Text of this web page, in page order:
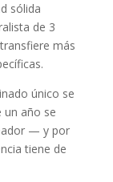
sólida
de 3
más
único se
un año se
— y por
tiene de